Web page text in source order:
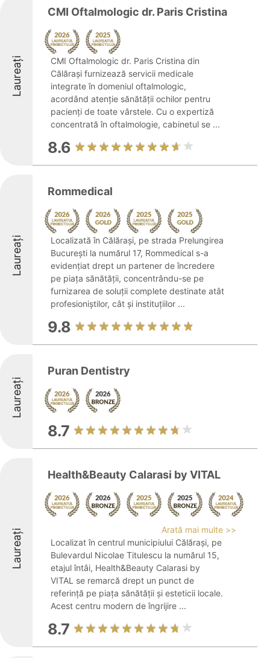
Laureați
CMI Oftalmologic dr. Paris Cristina
CMI Oftalmologic dr. Paris Cristina din
Călărași furnizează servicii medicale
integrate în domeniul oftalmologic,
acordând atenție sănătății ochilor pentru
pacienţi de toate vârstele. Cu o expertiză
concentrată în oftalmologie, cabinetul se ...
8.6
Laureați
Rommedical
Localizată în Călărași, pe strada Prelungirea
București la numărul 17, Rommedical s-a
evidențiat drept un partener de încredere
pe piața sănătății, concentrându-se pe
furnizarea de soluții complete destinate atât
profesioniștilor, cât și instituțiilor ...
9.8
Laureați
Puran Dentistry
8.7
Laureați
Health&Beauty Calarasi by VITAL
Arată mai multe >>
Localizat în centrul municipiului Călărași, pe
Bulevardul Nicolae Titulescu la numărul 15,
etajul întâi, Health&Beauty Calarasi by
VITAL se remarcă drept un punct de
referință pe piața sănătății și esteticii locale.
Acest centru modern de îngrijire ...
8.7